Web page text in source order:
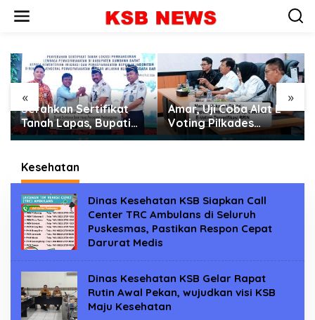
« »
Serahkan Sertifikat
Tanah Lapas, Bupati
Sumbawa Barat
Pembangunan demi
Dekatkan Pelayanan
Amar, Uji Coba Alat E-
Voting Pilkades
Berlisensi BRIN
Kesehatan
Dinas Kesehatan KSB Siapkan Call
Center TRC Ambulans di Seluruh
Puskesmas, Pastikan Respon Cepat
Darurat Medis
Dinas Kesehatan KSB Gelar Rapat
Rutin Awal Pekan, wujudkan visi KSB
Maju Kesehatan